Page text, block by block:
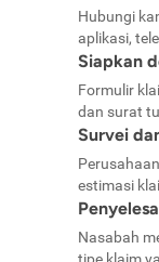
Hubungi
aplikasi,
Siapkan
Formulir
dan surat
Survei
estimasi
Nasabah
tipe klaim